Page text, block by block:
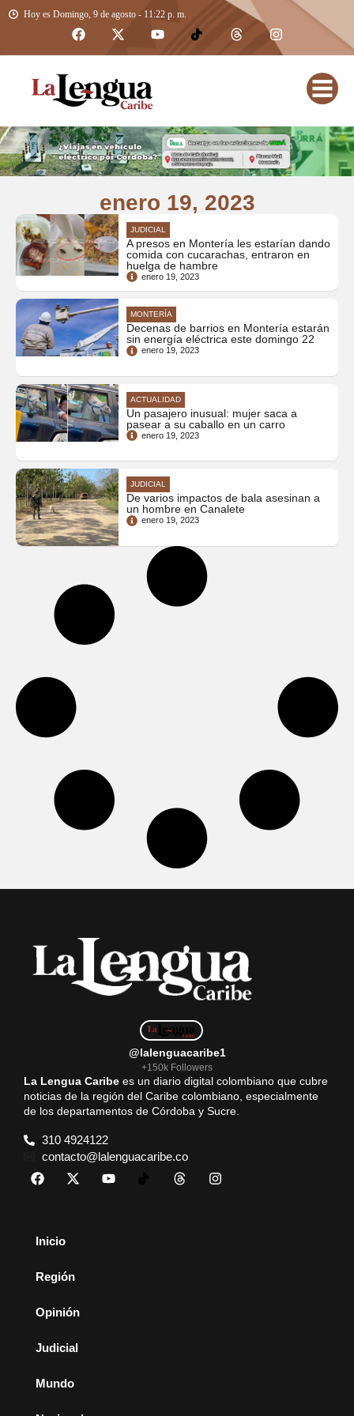
Hoy es Domingo, 9 de agosto - 11:22 p. m.
enero 19, 2023
JUDICIAL
A presos en Montería les estarían dando
comida con cucarachas, entraron en
huelga de hambre
enero 19, 2023
MONTERÍA
Decenas de barrios en Montería estarán
sin energía eléctrica este domingo 22
enero 19, 2023
ACTUALIDAD
Un pasajero inusual: mujer saca a
pasear a su caballo en un carro
enero 19, 2023
JUDICIAL
De varios impactos de bala asesinan a
un hombre en Canalete
enero 19, 2023
@lalenguacaribe1
+150k Followers
La Lengua Caribe es un diario digital colombiano que cubre
noticias de la región del Caribe colombiano, especialmente
de los departamentos de Córdoba y Sucre.
310 4924122
contacto@lalenguacaribe.co
Inicio
Región
Opinión
Judicial
Mundo